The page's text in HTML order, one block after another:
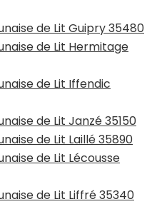
de Lit Guipry 35480
de Lit Hermitage
de Lit Iffendic
de Lit Janzé 35150
de Lit Laillé 35890
de Lit Lécousse
de Lit Liffré 35340